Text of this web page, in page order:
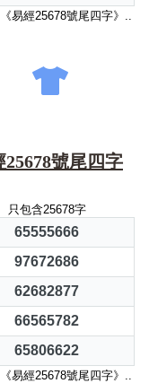
易經25678號尾四字》..
25678號尾四字
只包含25678字
65555666
97672686
62682877
66565782
65806622
易經25678號尾四字》..